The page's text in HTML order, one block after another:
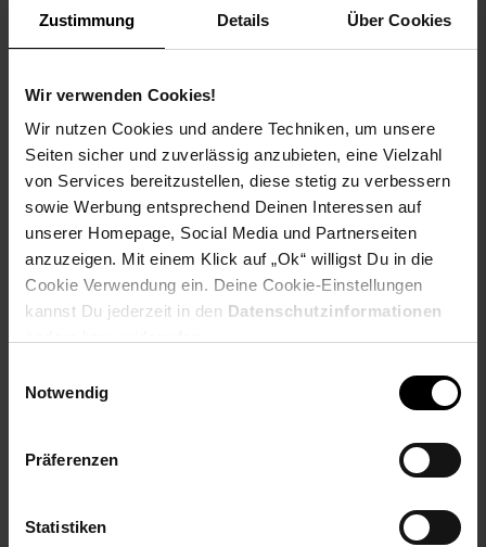
Zustimmung Details Über Cookies
Wir verwenden Cookies!
Wir nutzen Cookies und andere Techniken, um unsere
Seiten sicher und zuverlässig anzubieten, eine Vielzahl
von Services bereitzustellen, diese stetig zu verbessern
sowie Werbung entsprechend Deinen Interessen auf
unserer Homepage, Social Media und Partnerseiten
anzuzeigen. Mit einem Klick auf „Ok“ willigst Du in die
Cookie Verwendung ein. Deine Cookie-Einstellungen
kannst Du jederzeit in den Datenschutzinformationen
Notwendig
Präferenzen
Statistiken
innehat, während todi mit seinem stilisierten Olivenzweig
mediterranen Charme ausstrahlt. Für ein stilechtes Look &
das Geschirr gebracht.
Das Set enthält:
6x Speiseteller
Artikeldetails:
Material: Steinzeug
Merkmal: Spülmaschinenfest, mikrowellengeeignet
Höhe: ca. 5 cm
Anzahl Teile: 12